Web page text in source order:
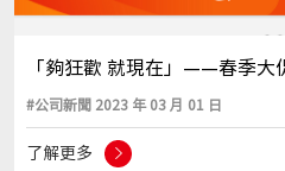
「夠狂歡 就現在」——春季大
#公司新聞 2023 年 03 月 01 日
了解更多